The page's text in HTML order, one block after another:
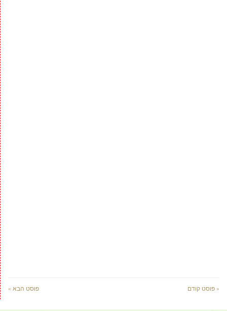
« פוסט קודם פוסט הבא »